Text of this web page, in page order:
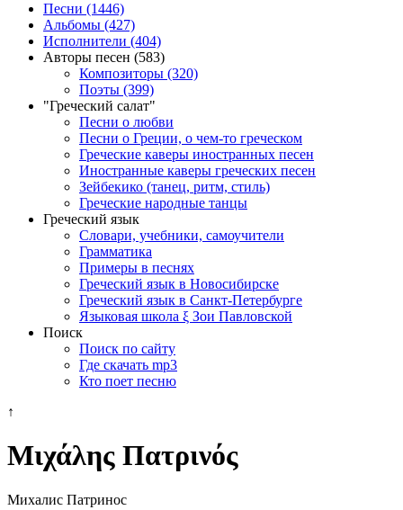
Песни (1446)
Альбомы (427)
Исполнители (404)
Авторы песен (583)
Композиторы (320)
Поэты (399)
"Греческий салат"
Песни о любви
Песни о Греции, о чем-то греческом
Греческие каверы иностранных песен
Иностранные каверы греческих песен
Зейбекико (танец, ритм, стиль)
Греческие народные танцы
Греческий язык
Словари, учебники, самоучители
Грамматика
Примеры в песнях
Греческий язык в Новосибирске
Греческий язык в Санкт-Петербурге
Языковая школа ξ Зои Павловской
Поиск
Поиск по сайту
Где скачать mp3
Кто поет песню
↑
Μιχάλης Πατρινός
Михалис Патринос